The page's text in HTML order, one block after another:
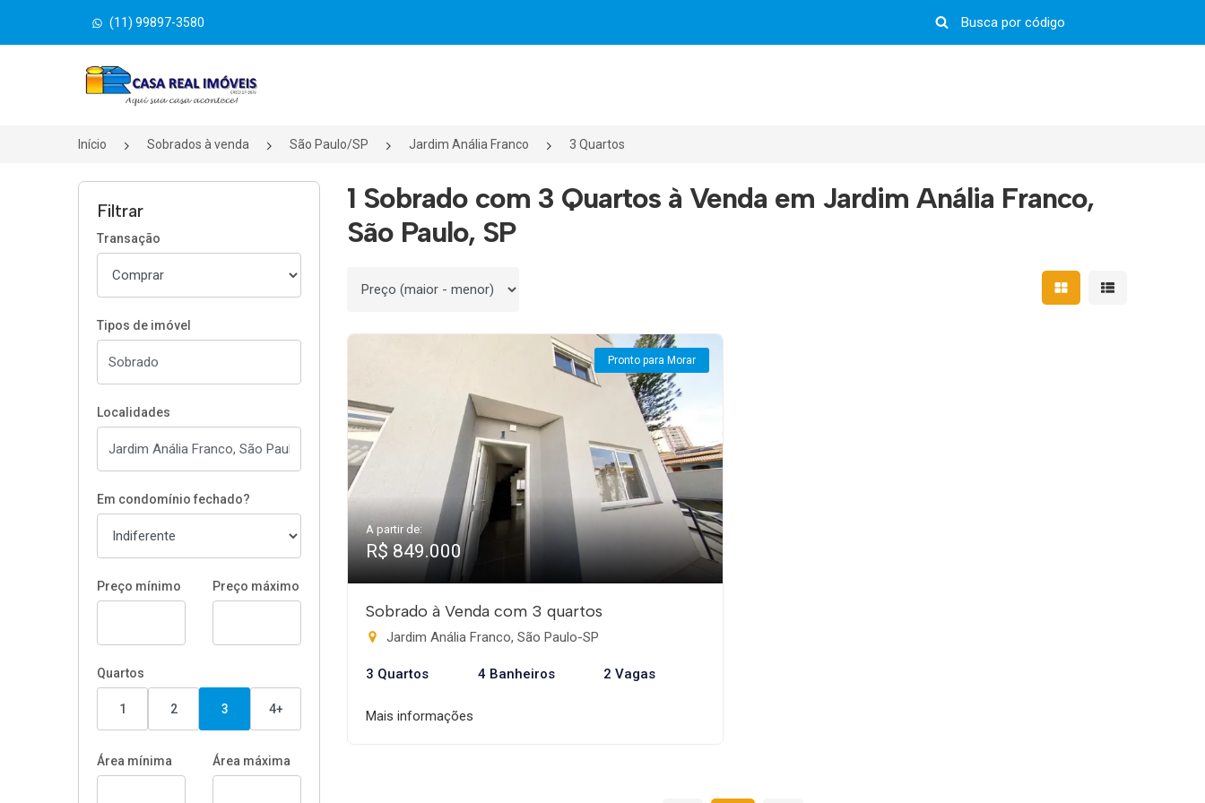
(11) 99897-3580
Página inicial
Início Sobrados à venda São Paulo/SP Jardim Anália Franco 3 Quartos
Filtrar
Transação
Tipos de imóvel
Localidades
Em condomínio fechado?
Preço mínimo Preço máximo
Quartos
1 2 3 4+
Área mínima Área máxima
1 Sobrado com 3 Quartos à Venda em Jardim Anália Franco,
São Paulo, SP
Ordenar por Mostrar resultados em
Mostrar
Pronto para Morar
A partir de:
R$ 849.000
Sobrado à Venda com 3 quartos
Jardim Anália Franco, São Paulo-SP
3 Quartos 4 Banheiros 2 Vagas
Mais informações